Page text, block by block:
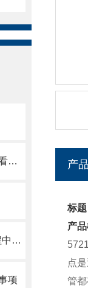
还不了解贝克曼流式细胞仪鞘液？看这里就对了！
355618离心管在临床样本处理过程中的作用
项
产
标
产
点
管